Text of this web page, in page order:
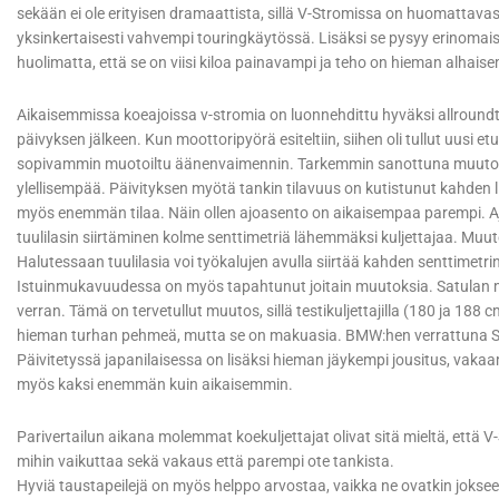
sekään ei ole erityisen dramaattista, sillä V-Stromissa on
yksinkertaisesti vahvempi touringkäytössä. Lisäksi se pysyy
huolimatta, että se on viisi kiloa painavampi ja teho on hieman
Aikaisemmissa koeajoissa v-stromia on luonnehdittu hyväksi
päivyksen jälkeen. Kun moottoripyörä esiteltiin, siihen oli tullut uusi
sopivammin muotoiltu äänenvaimennin. Tarkemmin sanottuna
ylellisempää. Päivityksen myötä tankin tilavuus on kutistunut
myös enemmän tilaa. Näin ollen ajoasento on aikaisempaa
tuulilasin siirtäminen kolme senttimetriä lähemmäksi kuljettajaa.
Halutessaan tuulilasia voi työkalujen avulla siirtää kahden
Istuinmukavuudessa on myös tapahtunut joitain muutoksia.
verran. Tämä on tervetullut muutos, sillä testikuljettajilla (180 ja 188
hieman turhan pehmeä, mutta se on makuasia. BMW:hen
Päivitetyssä japanilaisessa on lisäksi hieman jäykempi jousitus,
myös kaksi enemmän kuin aikaisemmin.
Parivertailun aikana molemmat koekuljettajat olivat sitä mieltä, että
mihin vaikuttaa sekä vakaus että parempi ote tankista.
Hyviä taustapeilejä on myös helppo arvostaa, vaikka ne ovatkin